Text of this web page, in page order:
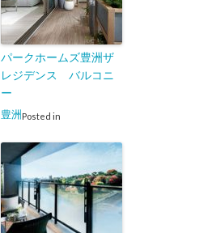
パークホームズ豊洲ザ
レジデンス バルコニ
ー
Posted in
豊洲